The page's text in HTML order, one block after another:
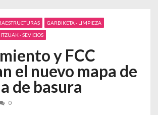
GARBIKETA - LIMPIEZA
- SEVICIOS
y FCC
el nuevo mapa de
de basura
0